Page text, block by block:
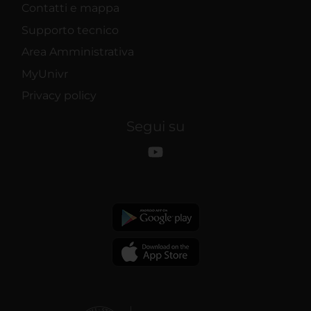
Contatti e mappa
Supporto tecnico
Area Amministrativa
MyUnivr
Privacy policy
Segui su